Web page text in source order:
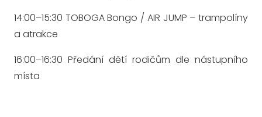
14:00–15:30 TOBOGA Bongo / AIR JUMP – trampolíny
a atrakce
16:00–16:30 Předání dětí rodičům dle nástupního
místa